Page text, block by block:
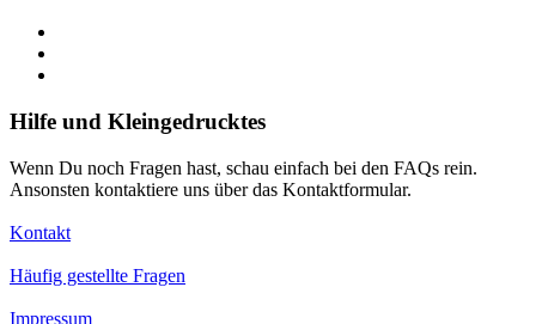
Hilfe und Kleingedrucktes
Wenn Du noch Fragen hast, schau einfach bei den FAQs rein.
Ansonsten kontaktiere uns über das Kontaktformular.
Kontakt
Häufig gestellte Fragen
Impressum